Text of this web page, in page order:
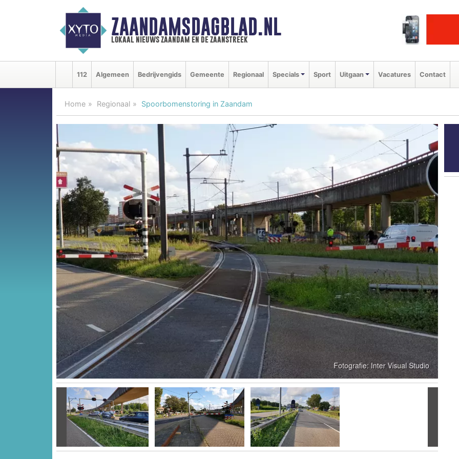
ZAANDAMSDAGBLAD.NL
lokaal nieuws zaandam en de zaanstreek
112 Algemeen Bedrijvengids Gemeente Regionaal Specials Sport Uitgaan Vacatures Contact
Home Regionaal Spoorbomenstoring in Zaandam
Vorige